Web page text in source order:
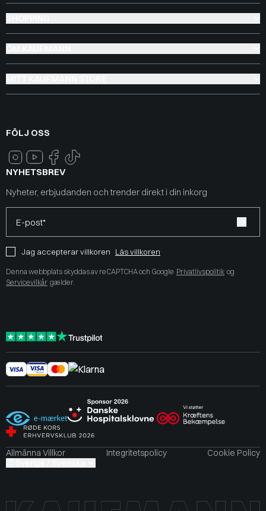
FÖLJ OSS
NYHETSBREV
Nyheter, erbjudanden och trender direkt i din inkorg
E-post*
Jag accepterar villkoren Läs villkoren
Denna webbplats skyddas av reCAPTCHA och Google Privatlivspolitik og
Servicevilkår gælder.
Allmänna Villkor Integritetspolicy
Cookie Policy